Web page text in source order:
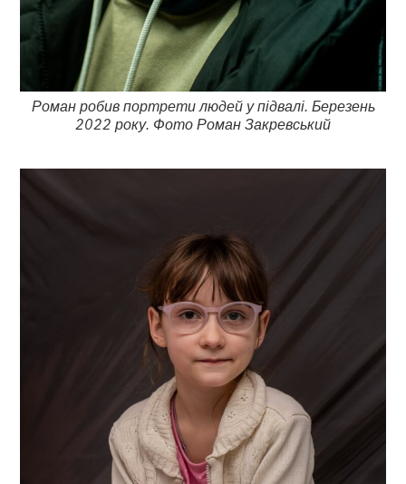
Роман робив портрети людей у підвалі. Березень
2022 року. Фото Роман Закревський